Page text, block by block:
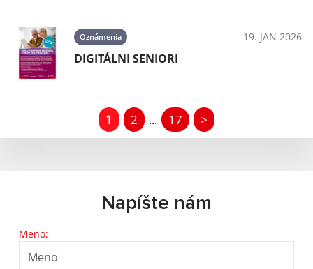
Oznámenia 19. JAN 2026
DIGITÁLNI SENIORI
1 2 ... 17 >
Napíšte nám
Meno: